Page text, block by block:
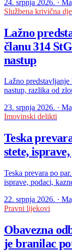
24. srpnja 2026. ·
Službena krivična
Lažno
članu 314
nastup
Lažno
nastup, razlika od
23. srpnja 2026. ·
Imovinski delikti
Teska
stete,
Teska prevara po
isprave, podaci,
22. srpnja 2026. ·
Pravni lijekovi
Obavezna
je branilac